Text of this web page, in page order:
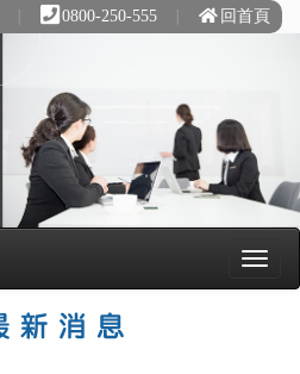
0800-250-555 回首頁